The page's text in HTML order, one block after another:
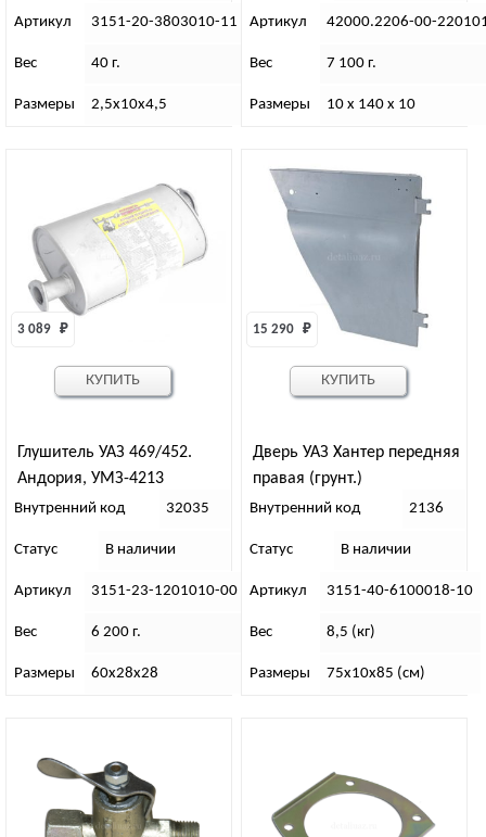
Артикул 3151-20-3803010-11
Вес 40 г.
Размеры 2,5х10х4,5
Артикул 42000.2206-00-
Вес 7 100 г.
Размеры 10 х 140 х 10
Глушитель УАЗ 469/452.
Андория, УМЗ-4213
(Н.Новгород)
3 089 ₽
Внутренний код 32035
Статус В наличии
Артикул 3151-23-1201010-00
Вес 6 200 г.
Размеры 60х28х28
КУПИТЬ
Дверь УАЗ Хантер передняя
правая (грунт.)
15 290 ₽
Внутренний код 2136
Статус В наличии
Артикул 3151-40-6100018-10
Вес 8,5 (кг)
Размеры 75х10х85 (см)
КУПИТЬ